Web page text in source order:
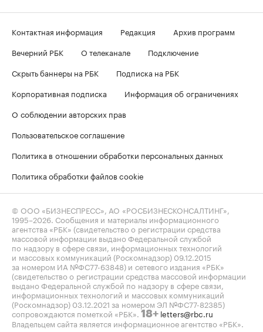
Контактная информация Редакция
Архив программ
Вечерний РБК
О телеканале
Подключение
Скрыть баннеры на РБК
Подписка на РБК
Корпоративная подписка
Информация об ограничениях
О соблюдении авторских прав
Пользовательское соглашение
Политика в отношении обработки персональных данных
Политика обработки файлов cookie
© ООО «БИЗНЕСПРЕСС», АО «РОСБИЗНЕСКОНСАЛТИНГ»,
1995–2026 . Сообщения и материалы информационного
агентства «РБК» (свидетельство о регистрации средства
массовой информации выдано Федеральной службой
по надзору в сфере связи, информационных технологий
и массовых коммуникаций (Роскомнадзор) 09.12.2015
за номером ИА №ФС77-63848) и сетевого издания «РБК»
(свидетельство о регистрации средства массовой информации
выдано Федеральной службой по надзору в сфере связи,
информационных технологий и массовых коммуникаций
(Роскомнадзор) 03.12.2021 за номером ЭЛ №ФС77-82385)
сопровождаются пометкой «РБК». 18+ letters@rbc.ru
Владельцем сайта является информационное агентство «РБК».